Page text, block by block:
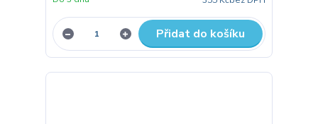
Přidat do košíku